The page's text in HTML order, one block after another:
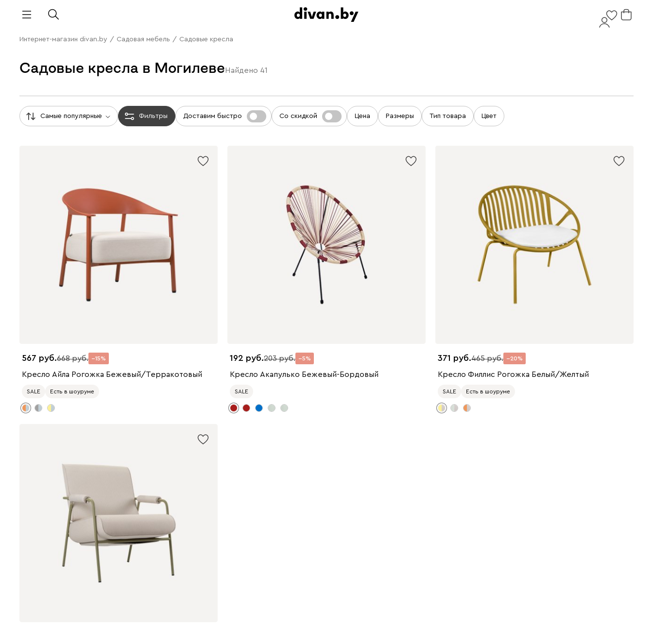
Интернет-магазин divan.by / Садовая мебель / Садовые кресла
Садовые кресла в Могилеве Найдено 41
Самые популярные Фильтры Доставим быстро Со скидкой Цена Размеры Тип товара Цвет
567 668 15
Кресло Айла Рогожка Бежевый/Терракотовый
SALE Есть в шоуруме
192 203 5
Кресло Акапулько Бежевый-Бордовый
SALE
371 465 20
Кресло Филлис Рогожка Белый/Желтый
SALE Есть в шоуруме